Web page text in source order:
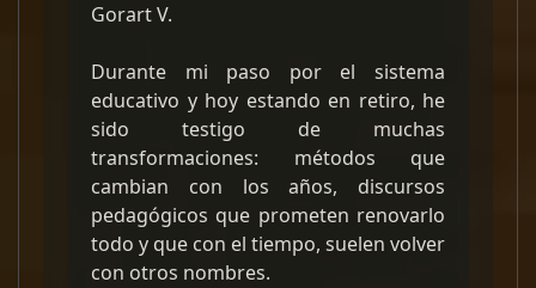
Gorart V.
Durante mi paso por el sistema
educativo y hoy estando en retiro, he
sido testigo de muchas
transformaciones: métodos que
cambian con los años, discursos
pedagógicos que prometen renovarlo
todo y que con el tiempo, suelen volver
con otros nombres.